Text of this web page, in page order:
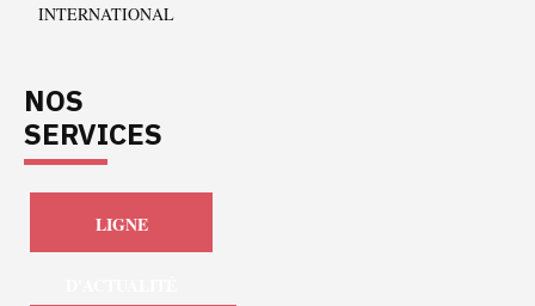
INTERNATIONAL
NOS
SERVICES
LIGNE